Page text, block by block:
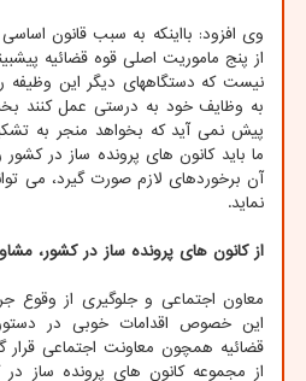
وی افزود: بااینکه به سبب قانون
از پنج ماموریت اصلی قوه قضائیه
نیست که دستگاههای دیگر این وظیفه را
به وظایف خود به درستی عمل کنند
پیش نمی آید که بخواهد منجر به
ما باید کانون های پرونده ساز در کشور
آن برخوردهای لازم صورت گیرد، می
نماید.
از کانون های پرونده ساز در کشور،
معاون اجتماعی و جلوگیری از وقوع
این خصوص اقدامات خوبی در
قضائیه همچون معاونت اجتماعی قرار
از مجموعه کانون های پرونده ساز در